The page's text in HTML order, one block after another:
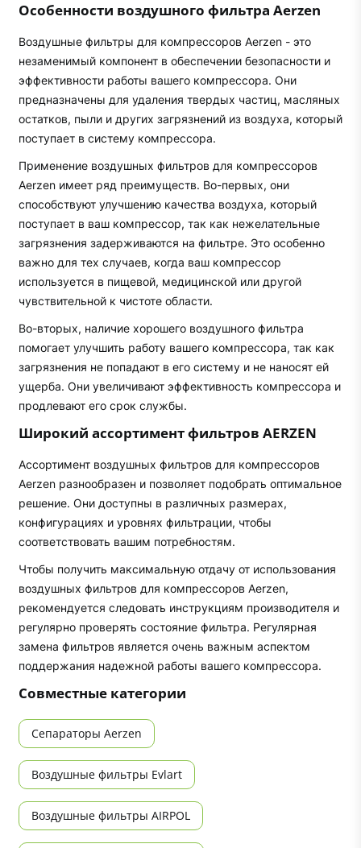
Особенности воздушного фильтра Aerzen
Воздушные фильтры для компрессоров Aerzen - это
незаменимый компонент в обеспечении безопасности и
эффективности работы вашего компрессора. Они
предназначены для удаления твердых частиц, масляных
остатков, пыли и других загрязнений из воздуха, который
поступает в систему компрессора.
Применение воздушных фильтров для компрессоров
Aerzen имеет ряд преимуществ. Во-первых, они
способствуют улучшению качества воздуха, который
поступает в ваш компрессор, так как нежелательные
загрязнения задерживаются на фильтре. Это особенно
важно для тех случаев, когда ваш компрессор
используется в пищевой, медицинской или другой
чувствительной к чистоте области.
Во-вторых, наличие хорошего воздушного фильтра
помогает улучшить работу вашего компрессора, так как
загрязнения не попадают в его систему и не наносят ей
ущерба. Они увеличивают эффективность компрессора и
продлевают его срок службы.
Широкий ассортимент фильтров AERZEN
Ассортимент воздушных фильтров для компрессоров
Aerzen разнообразен и позволяет подобрать оптимальное
решение. Они доступны в различных размерах,
конфигурациях и уровнях фильтрации, чтобы
соответствовать вашим потребностям.
Чтобы получить максимальную отдачу от использования
воздушных фильтров для компрессоров Aerzen,
рекомендуется следовать инструкциям производителя и
регулярно проверять состояние фильтра. Регулярная
замена фильтров является очень важным аспектом
поддержания надежной работы вашего компрессора.
Совместные категории
Сепараторы Aerzen
Воздушные фильтры Evlart
Воздушные фильтры AIRPOL